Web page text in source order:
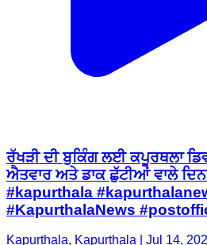
ਰੱਖੜੀ ਦੀ ਬੁਕਿੰਗ ਲਈ ਕਪੂਰਥਲਾ
ਐਤਵਾਰ ਅਤੇ ਡਾਕ ਛੁੱਟੀਆਂ ਵਾਲੇ
#kapurthala
#KapurthalaNews
Kapurthala, Kapurthala | Jul 14,